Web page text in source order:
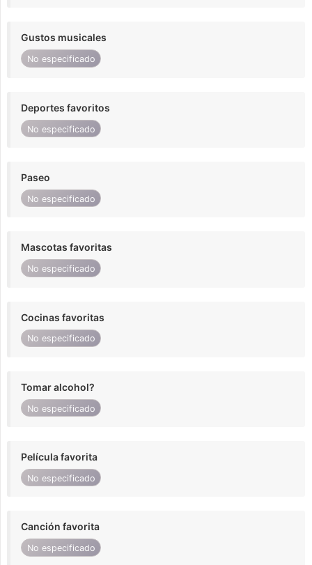
Gustos musicales
No especificado
Deportes favoritos
No especificado
Paseo
No especificado
Mascotas favoritas
No especificado
Cocinas favoritas
No especificado
Tomar alcohol?
No especificado
Película favorita
No especificado
Canción favorita
No especificado